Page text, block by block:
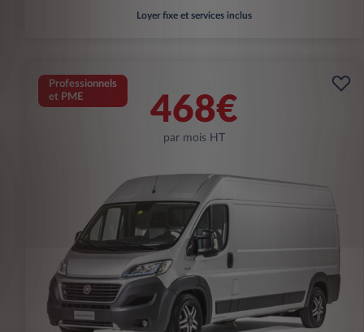
Loyer fixe et services inclus
Professionnels
et PME
468€
par mois HT